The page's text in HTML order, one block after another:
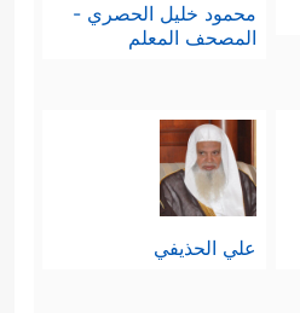
محمود خليل الحصري -
المصحف المعلم
علي الحذيفي